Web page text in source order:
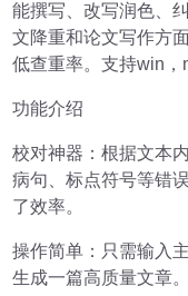
能撰写、改写润色、
文降重和论文写作方
低查重率。支持win
功能介绍
校对神器：根据文本
病句、标点符号等错
了效率。
操作简单：只需输入
生成一篇高质量文章。